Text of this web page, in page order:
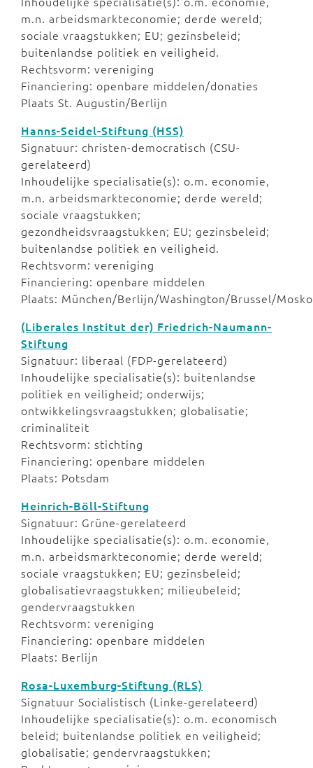
m.n. arbeidsmarkteconomie; derde wereld;
sociale vraagstukken; EU; gezinsbeleid;
buitenlandse politiek en veiligheid.
Rechtsvorm: vereniging
Financiering: openbare middelen/donaties
Plaats St. Augustin/Berlijn
Hanns-Seidel-Stiftung (HSS)
Signatuur: christen-democratisch (CSU-
gerelateerd)
Inhoudelijke specialisatie(s): o.m. economie,
m.n. arbeidsmarkteconomie; derde wereld;
sociale vraagstukken;
gezondheidsvraagstukken; EU; gezinsbeleid;
buitenlandse politiek en veiligheid.
Rechtsvorm: vereniging
Financiering: openbare middelen
Plaats: München/Berlijn/Washington/Brussel/
(Liberales Institut der) Friedrich-Naumann-
Stiftung
Signatuur: liberaal (FDP-gerelateerd)
Inhoudelijke specialisatie(s): buitenlandse
politiek en veiligheid; onderwijs;
ontwikkelingsvraagstukken; globalisatie;
criminaliteit
Rechtsvorm: stichting
Financiering: openbare middelen
Plaats: Potsdam
Heinrich-Böll-Stiftung
Signatuur: Grüne-gerelateerd
Inhoudelijke specialisatie(s): o.m. economie,
m.n. arbeidsmarkteconomie; derde wereld;
sociale vraagstukken; EU; gezinsbeleid;
globalisatievraagstukken; milieubeleid;
gendervraagstukken
Rechtsvorm: vereniging
Financiering: openbare middelen
Plaats: Berlijn
Rosa-Luxemburg-Stiftung (RLS)
Signatuur Socialistisch (Linke-gerelateerd)
Inhoudelijke specialisatie(s): o.m. economisch
beleid; buitenlandse politiek en veiligheid;
globalisatie; gendervraagstukken;